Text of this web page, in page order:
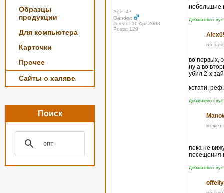
Образцы
продукции
Для компьютера
Карточки
Прочее
Сайты о халяве
Поиск
Age: 47
Gender:
Joined: 16 Apr 2008
Posts: 129
небольшие
Добавлено
но
во первых,
ну а во
убил 2-х
кстати,
Добавлено
может
пока не
посещения
Добавлено